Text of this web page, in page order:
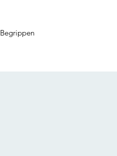
Begrippen